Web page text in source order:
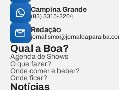
Campina Grande
(83) 3315-3204
Redação
Qual a Boa?
Agenda de Shows
O que fazer?
Onde comer e beber?
Onde ficar?
Notícias